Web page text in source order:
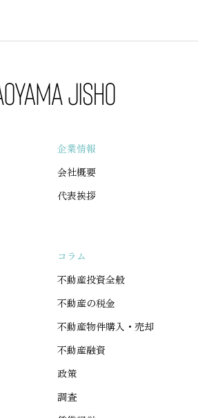
企業情報
会社概要
代表挨拶
コラム
不動産投資全般
不動産の税金
不動産物件購入・売却
不動産融資
政策
調査